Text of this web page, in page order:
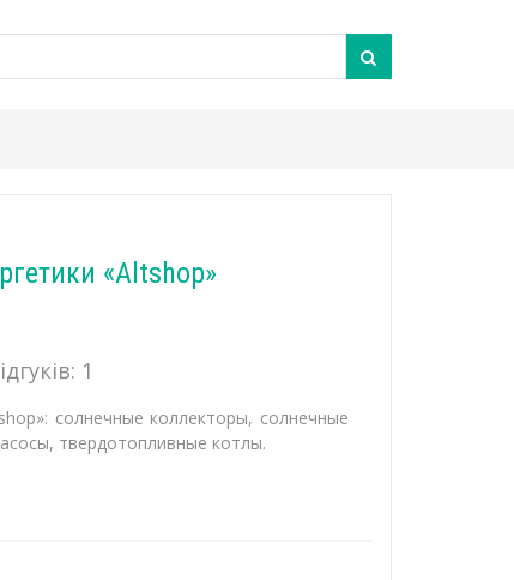
«Altshop»
1
солнечные коллекторы, солнечные
твердотопливные котлы.